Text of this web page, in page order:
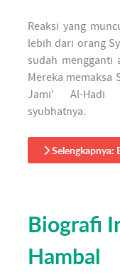
Reaksi yang
lebih dari orang
sudah mengganti
Mereka memaksa
Jami' Al-Hadi
syubhatnya.
Selengkapnya:
Biografi
Hambal